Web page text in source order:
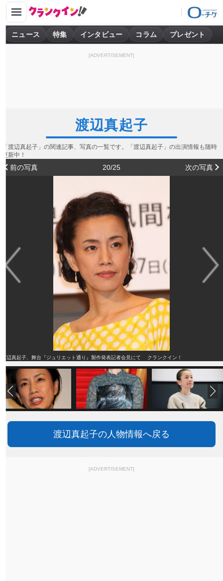
ニュース 特集 インタビュー コラム プレゼント
[ADVERTISEMENT]
渡辺真起子
「渡辺真起子」の関連記事、写真の一覧です。「渡辺真起子」の出演情報も随時
更新中！
前の写真 20/25 次の写真
渡辺真起子、舞台『ジュリエット通り』製作発表記者会見にて クランクイン！
渡辺真起子の人物情報へ戻る
[ADVERTISEMENT]